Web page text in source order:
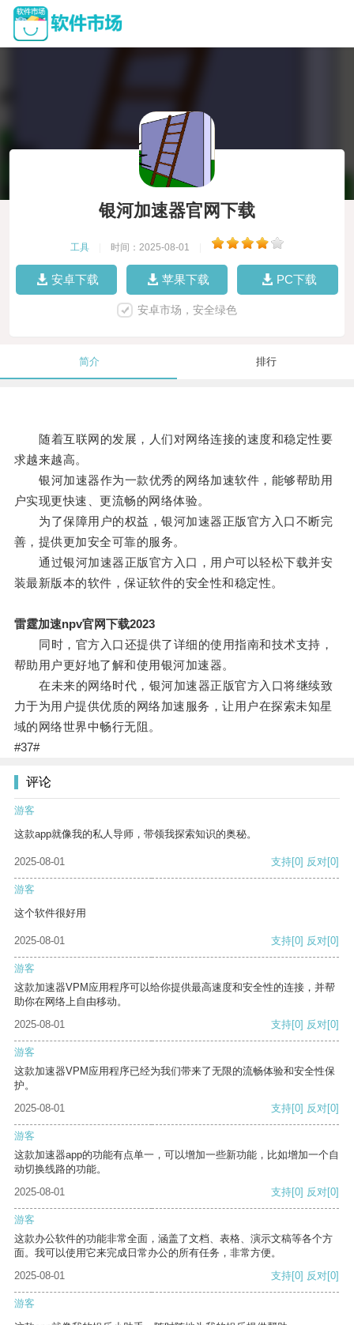
银河加速器官网下载
工具 时间：2025-08-01
安卓下载 苹果下载 PC下载
安卓市场，安全绿色
简介 排行
随着互联网的发展，人们对网络连接的速度和稳定性要
求越来越高。
银河加速器作为一款优秀的网络加速软件，能够帮助用
户实现更快速、更流畅的网络体验。
为了保障用户的权益，银河加速器正版官方入口不断完
善，提供更加安全可靠的服务。
通过银河加速器正版官方入口，用户可以轻松下载并安
装最新版本的软件，保证软件的安全性和稳定性。
雷霆加速npv官网下载2023
同时，官方入口还提供了详细的使用指南和技术支持，
帮助用户更好地了解和使用银河加速器。
在未来的网络时代，银河加速器正版官方入口将继续致
力于为用户提供优质的网络加速服务，让用户在探索未知星
域的网络世界中畅行无阻。
#37#
评论
游客
这款app就像我的私人导师，带领我探索知识的奥秘。
2025-08-01 支持[0] 反对[0]
游客
这个软件很好用
2025-08-01 支持[0] 反对[0]
游客
这款加速器VPM应用程序可以给你提供最高速度和安全性的连接，并帮
助你在网络上自由移动。
2025-08-01
支持[0] 反对[0]
游客
这款加速器VPM应用程序已经为我们带来了无限的流畅体验和安全性保
护。
2025-08-01
支持[0] 反对[0]
游客
这款加速器app的功能有点单一，可以增加一些新功能，比如增加一个自
动切换线路的功能。
2025-08-01
支持[0] 反对[0]
游客
这款办公软件的功能非常全面，涵盖了文档、表格、演示文稿等各个方
面。我可以使用它来完成日常办公的所有任务，非常方便。
2025-08-01
支持[0] 反对[0]
游客